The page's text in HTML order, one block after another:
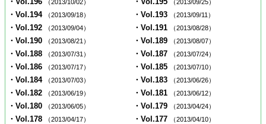
（2013/10/02） （2013/09/25）
・Vol.194 （2013/09/18） ・Vol.193 （2013/09/11）
・Vol.192 （2013/09/04） ・Vol.191 （2013/08/28）
・Vol.190 （2013/08/21） ・Vol.189 （2013/08/07）
・Vol.188 （2013/07/31） ・Vol.187 （2013/07/24）
・Vol.186 （2013/07/17） ・Vol.185 （2013/07/10）
・Vol.184 （2013/07/03） ・Vol.183 （2013/06/26）
・Vol.182 （2013/06/19） ・Vol.181 （2013/06/12）
・Vol.180 （2013/06/05） ・Vol.179 （2013/04/24）
・Vol.178 （2013/04/17） ・Vol.177 （2013/04/10）